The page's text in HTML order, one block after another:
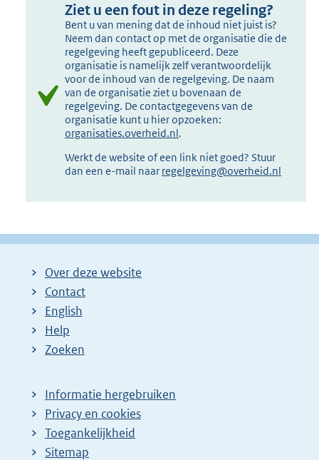
Ziet u een fout in deze regeling?
Bent u van mening dat de inhoud niet juist is?
Neem dan contact op met de organisatie die de
regelgeving heeft gepubliceerd. Deze
organisatie is namelijk zelf verantwoordelijk
voor de inhoud van de regelgeving. De naam
van de organisatie ziet u bovenaan de
regelgeving. De contactgegevens van de
organisatie kunt u hier opzoeken:
organisaties.overheid.nl.
Werkt de website of een link niet goed? Stuur
dan een e-mail naar regelgeving@overheid.nl
Over deze website
Contact
English
Help
Zoeken
Informatie hergebruiken
Privacy en cookies
Toegankelijkheid
Sitemap